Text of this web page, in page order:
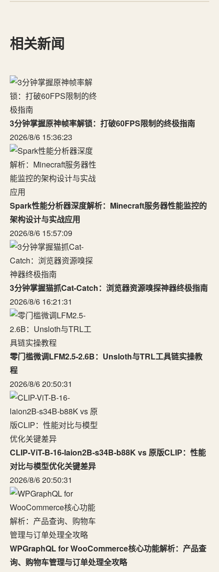
相关新闻
3分钟掌握原神帧率解锁：打破60FPS限制的终极指南
2026/8/6 15:36:23
Spark性能分析器深度解析：Minecraft服务器性能监控的
架构设计与实战应用
2026/8/6 15:57:09
3分钟掌握猫抓Cat-Catch：浏览器资源嗅探神器终极指南
2026/8/6 16:21:31
零门槛微调LFM2.5-2.6B：Unsloth与TRL工具链实操教
程
2026/8/6 20:50:31
CLIP-ViT-B-16-laion2B-s34B-b88K vs 原版CLIP：性能
对比与模型优化关键差异
2026/8/6 20:50:31
WPGraphQL for WooCommerce核心功能解析：产品查
询、购物车管理与订单处理全攻略